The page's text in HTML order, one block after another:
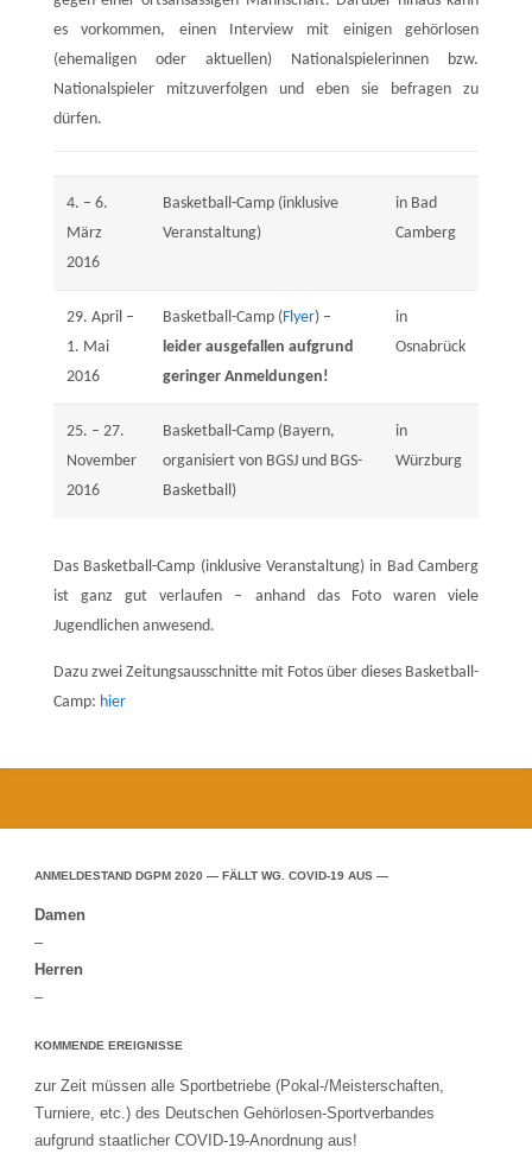
es vorkommen, einen Interview mit einigen gehörlosen
(ehemaligen oder aktuellen) Nationalspielerinnen bzw.
Nationalspieler mitzuverfolgen und eben sie befragen zu
dürfen.
4. – 6.
März
2016
Basketball-Camp (inklusive
Veranstaltung)
in Bad
Camberg
29. April –
1. Mai
2016
Basketball-Camp ( Flyer) –
leider ausgefallen aufgrund
geringer Anmeldungen!
in
Osnabrück
25. – 27.
November
2016
Basketball-Camp (Bayern,
organisiert von BGSJ und BGS-
Basketball)
in
Würzburg
Das Basketball-Camp (inklusive Veranstaltung) in Bad Camberg
ist ganz gut verlaufen – anhand das Foto waren viele
Jugendlichen anwesend.
Dazu zwei Zeitungsausschnitte mit Fotos über dieses Basketball-
Camp: hier
ANMELDESTAND DGPM 2020 — FÄLLT WG. COVID-19 AUS —
Damen
–
Herren
–
KOMMENDE EREIGNISSE
zur Zeit müssen alle Sportbetriebe (Pokal-/Meisterschaften,
Turniere, etc.) des Deutschen Gehörlosen-Sportverbandes
aufgrund staatlicher COVID-19-Anordnung aus!